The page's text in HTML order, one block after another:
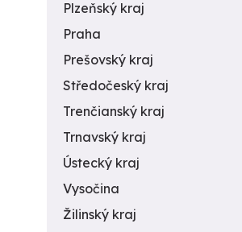
Plzeňský kraj
Praha
Prešovský kraj
Středočeský kraj
Trenčianský kraj
Trnavský kraj
Ústecký kraj
Vysočina
Žilinský kraj